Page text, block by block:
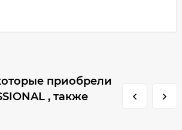
приобрели
, также